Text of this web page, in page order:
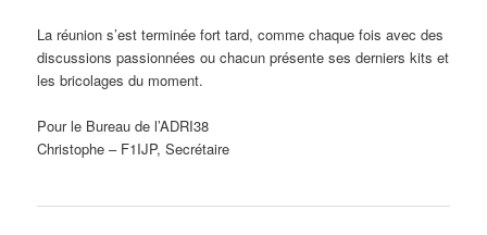
La réunion s’est terminée fort tard, comme chaque fois avec des
discussions passionnées ou chacun présente ses derniers kits et
les bricolages du moment.
Pour le Bureau de l’ADRI38
Christophe – F1IJP, Secrétaire